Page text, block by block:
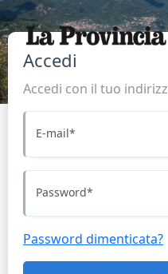
Accedi
Accedi con il tuo
E-mail*
Password*
Password dimenticata?